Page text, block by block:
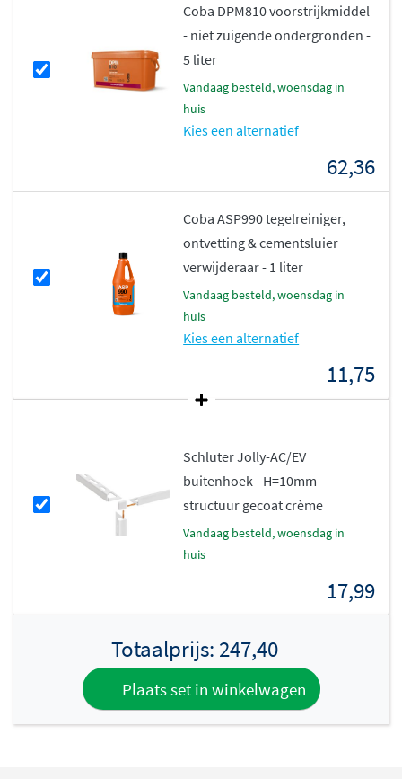
Coba DPM810 voorstrijkmiddel
- niet zuigende ondergronden -
5 liter
vandaag besteld, woensdag in
huis
Kies een alternatief
62,36
Coba ASP990 tegelreiniger,
ontvetting & cementsluier
verwijderaar - 1 liter
vandaag besteld, woensdag in
huis
Kies een alternatief
11,75
Schluter Jolly-AC/EV
buitenhoek - H=10mm -
structuur gecoat crème
vandaag besteld, woensdag in
huis
17,99
Totaalprijs: 247,40
Plaats set in winkelwagen